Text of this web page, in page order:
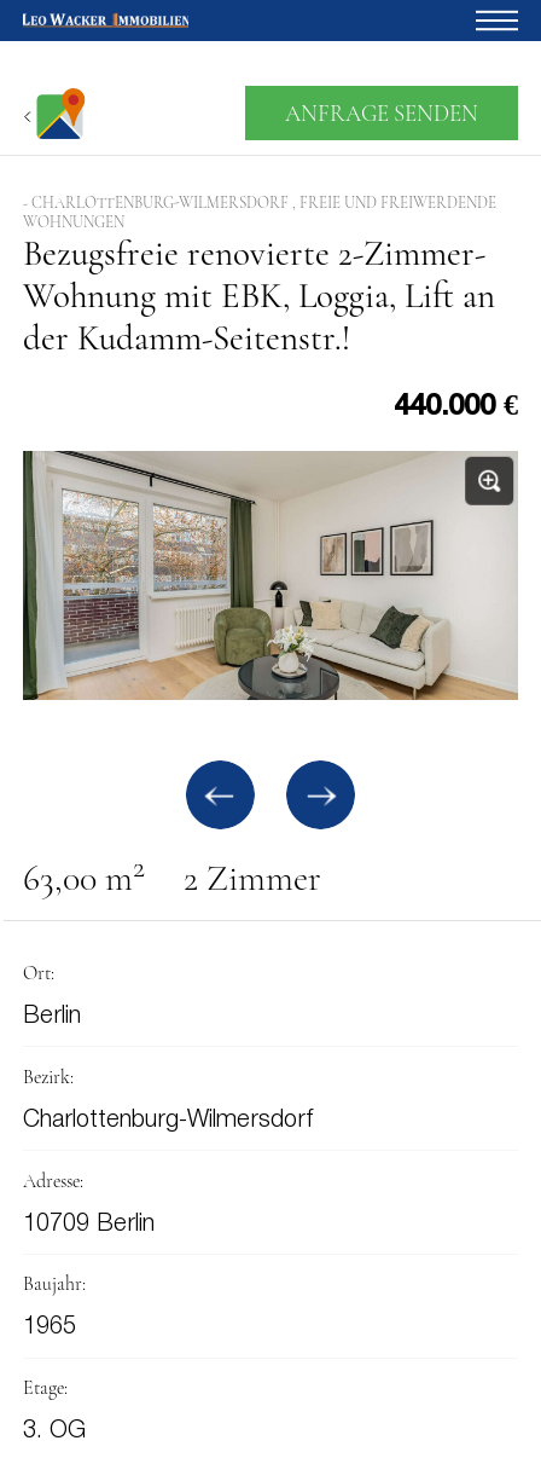
Startseite
Für Eigentümer
Über uns
Blog
Projektentwicklung
Kreditrechner
Widerruf
ANFRAGE SENDEN
- CHARLOTTENBURG-WILMERSDORF , FREIE UND FREIWERDENDE
WOHNUNGEN
Bezugsfreie renovierte 2-Zimmer-
Wohnung mit EBK, Loggia, Lift an
der Kudamm-Seitenstr.!
440.000 €
63,00 m2 2 Zimmer
Ort:
Berlin
Bezirk:
Charlottenburg-Wilmersdorf
Adresse:
10709 Berlin
Baujahr:
1965
Etage:
3. OG